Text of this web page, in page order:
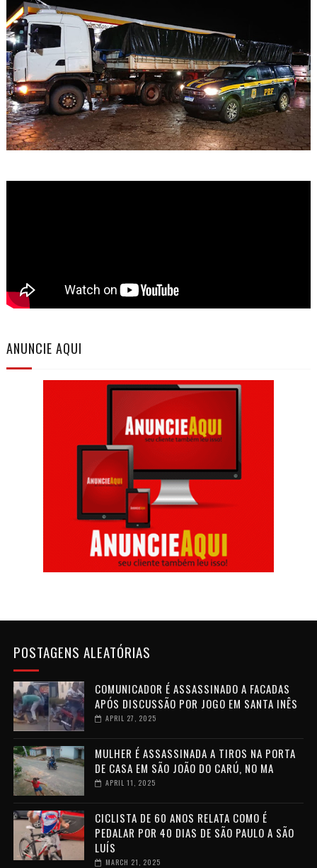
ANUNCIE AQUI
POSTAGENS ALEATÓRIAS
COMUNICADOR É ASSASSINADO A FACADAS
APÓS DISCUSSÃO POR JOGO EM SANTA INÊS
APRIL 27, 2025
MULHER É ASSASSINADA A TIROS NA PORTA
DE CASA EM SÃO JOÃO DO CARÚ, NO MA
APRIL 11, 2025
CICLISTA DE 60 ANOS RELATA COMO É
PEDALAR POR 40 DIAS DE SÃO PAULO A SÃO
LUÍS
MARCH 21, 2025